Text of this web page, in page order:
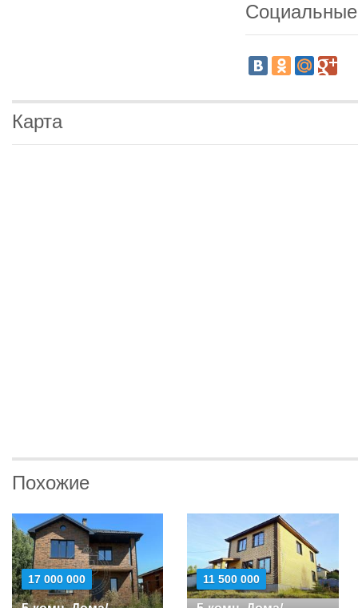
Карта
Похожие
17 000 000 11 500 000